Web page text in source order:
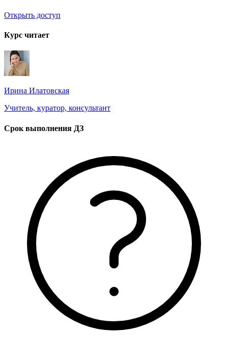
Открыть доступ
Курс читает
Ирина Илатовская
Учитель, куратор, консультант
Срок выполнения ДЗ